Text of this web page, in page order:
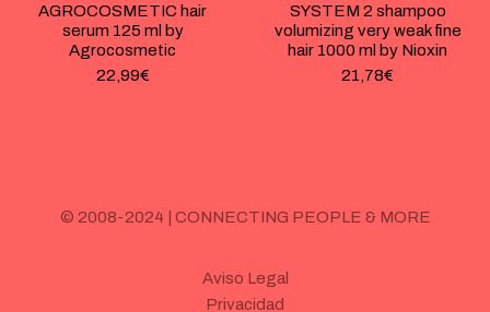
AGROCOSMETIC hair
serum 125 ml by
Agrocosmetic
22,99€
SYSTEM 2 shampoo
volumizing very weak fine
hair 1000 ml by Nioxin
21,78€
© 2008-2024 | CONNECTING PEOPLE & MORE
Aviso Legal
Privacidad